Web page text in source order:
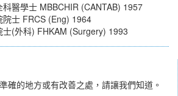
醫學士 MBBCHIR (CANTAB) 1957
士 FRCS (Eng) 1964
(外科) FHKAM (Surgery) 1993
確的地方或有改善之處，請讓我們知道。